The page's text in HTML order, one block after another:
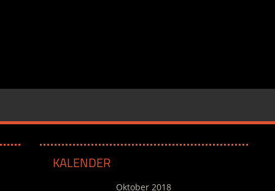
KALENDER
Oktober 2018